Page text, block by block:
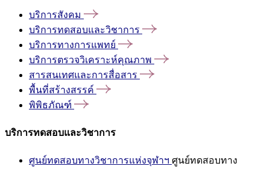
บริการสังคม
บริการทดสอบและวิชาการ
บริการทางการแพทย์
บริการตรวจวิเคราะห์คุณภาพ
สารสนเทศและการสื่อสาร
พื้นที่สร้างสรรค์
พิพิธภัณฑ์
บริการทดสอบและวิชาการ
ศูนย์ทดสอบทางวิชาการแห่งจุฬาฯ ศูนย์ทดสอบทาง